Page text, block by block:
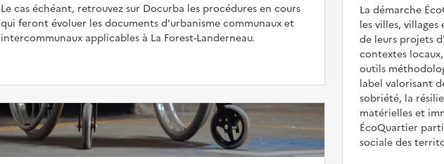
Le cas échéant, retrouvez sur Docurba les procédures en cours
qui feront évoluer les documents d'urbanisme communaux et
intercommunaux applicables à La Forest-Landerneau.
La démarche
les villes,
de leurs projets
contextes
outils
label valorisant
sobriété, la
matérielles et
ÉcoQuartier
sociale des